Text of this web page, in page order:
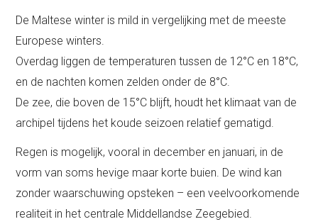
De Maltese winter is mild in vergelijking met de meeste
Europese winters.
Overdag liggen de temperaturen tussen de 12°C en 18°C,
en de nachten komen zelden onder de 8°C.
De zee, die boven de 15°C blijft, houdt het klimaat van de
archipel tijdens het koude seizoen relatief gematigd.
Regen is mogelijk, vooral in december en januari, in de
vorm van soms hevige maar korte buien. De wind kan
zonder waarschuwing opsteken – een veelvoorkomende
realiteit in het centrale Middellandse Zeegebied.